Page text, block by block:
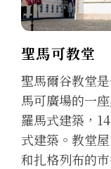
聖馬可教堂
聖馬爾谷教堂
馬可廣場的一
羅馬式建築，
式建築。教堂
和扎格列布的市